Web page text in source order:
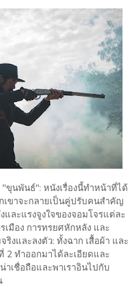
นพันธ์": หนังเรื่องนี้ทำหน้าที่ได้
เขาจะกลายเป็นคู่ปรับคนสำคัญ
และแรงจูงใจของจอมโจรแต่ละ
มือง การทรยศหักหลัง และ
งและลงตัว: ทั้งฉาก เสื้อผ้า และ
2 ทำออกมาได้ละเอียดและ
าเชื่อถือและพาเราอินไปกับ